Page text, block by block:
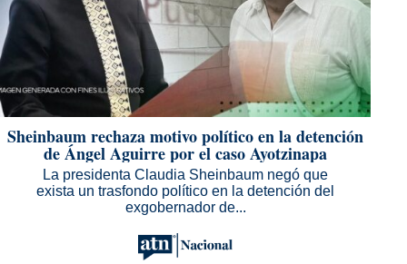
Sheinbaum rechaza motivo político en la detención
de Ángel Aguirre por el caso Ayotzinapa
La presidenta Claudia Sheinbaum negó que
exista un trasfondo político en la detención del
exgobernador de...